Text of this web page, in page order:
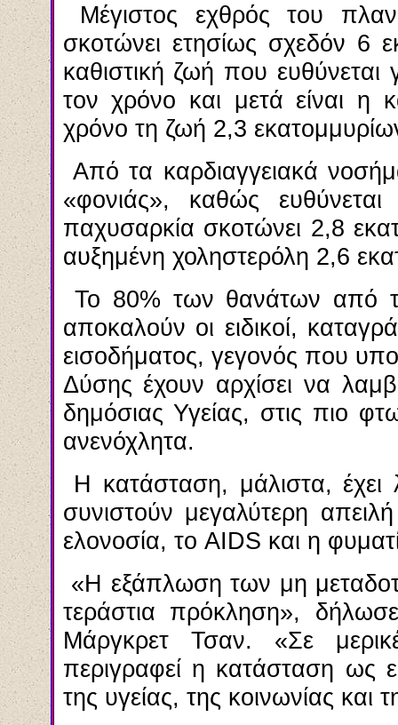
Μέγιστος εχθρός του
σκοτώνει ετησίως σχεδόν 6
καθιστική ζωή που
τον χρόνο και μετά είναι η
χρόνο τη ζωή 2,3
Από τα καρδιαγγειακά
«φονιάς», καθώς
παχυσαρκία σκοτώνει 2,8
αυξημένη χοληστερόλη 2,6
Το 80% των θανάτων από
αποκαλούν οι ειδικοί,
εισοδήματος, γεγονός που
Δύσης έχουν αρχίσει να
δημόσιας Υγείας, στις πιο
ανενόχλητα.
Η κατάσταση, μάλιστα, έχει
συνιστούν μεγαλύτερη
ελονοσία, το AIDS και η
«Η εξάπλωση των μη
τεράστια πρόκληση»,
Μάργκρετ Τσαν. «Σε
περιγραφεί η κατάσταση ως
της υγείας, της κοινωνίας και